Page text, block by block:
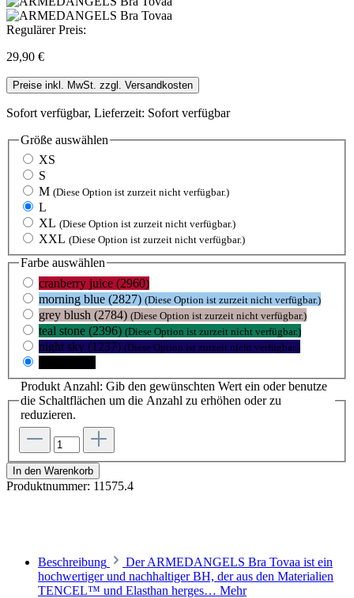
Regulärer Preis:
29,90 €
Preise inkl. MwSt. zzgl. Versandkosten
Sofort verfügbar, Lieferzeit: Sofort verfügbar
Größe auswählen
XS
S
M (Diese Option ist zurzeit nicht verfügbar.)
L
XL (Diese Option ist zurzeit nicht verfügbar.)
XXL (Diese Option ist zurzeit nicht verfügbar.)
Farbe auswählen
cranberry juice (2960)
morning blue (2827) (Diese Option ist zurzeit nicht verfügbar.)
grey blush (2784) (Diese Option ist zurzeit nicht verfügbar.)
teal stone (2396) (Diese Option ist zurzeit nicht verfügbar.)
night sky (1237) (Diese Option ist zurzeit nicht verfügbar.)
Produkt Anzahl: Gib den gewünschten Wert ein oder benutze
die Schaltflächen um die Anzahl zu erhöhen oder zu
reduzieren.
In den Warenkorb
Produktnummer: 11575.4
Beschreibung
Der ARMEDANGELS Bra Tovaa ist ein
hochwertiger und nachhaltiger BH, der aus den Materialien
TENCEL™ und Elasthan herges… Mehr